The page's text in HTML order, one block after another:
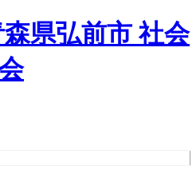
県弘前市 社会